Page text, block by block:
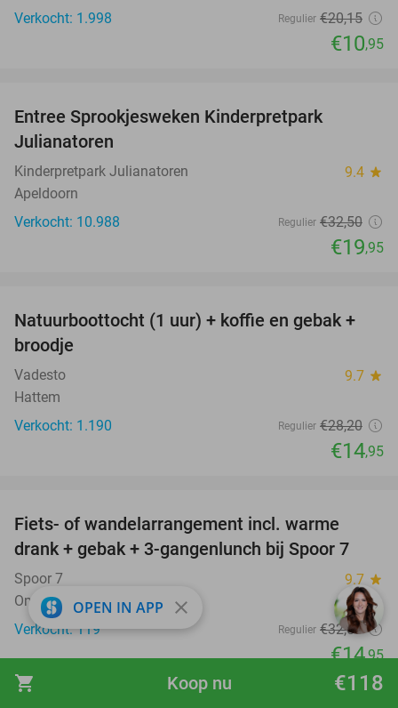
shopping_cart €118
Koop nu
Verkocht: 1.998
Regulier €20,15
€10,95
Entree Sprookjesweken Kinderpretpark
Julianatoren
Kinderpretpark Julianatoren 9.4 star
Apeldoorn
Verkocht: 10.988
Regulier €32,50
€19,95
47%
Natuurboottocht (1 uur) + koffie en gebak +
broodje
Vadesto 9.7 star
Hattem
Verkocht: 1.190
Regulier €28,20
€14,95
Fiets- of wandelarrangement incl. warme
drank + gebak + 3-gangenlunch bij Spoor 7
Spoor 7 9.7 star
Ommen
Verkocht: 119
Regulier €32,50
€14,95
favorite_border
OPEN IN APP close